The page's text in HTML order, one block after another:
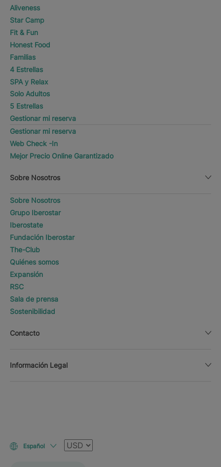
Aliveness
Star Camp
Fit & Fun
Honest Food
Familias
4 Estrellas
SPA y Relax
Solo Adultos
5 Estrellas
Gestionar mi reserva
Gestionar mi reserva
Web Check -In
Mejor Precio Online Garantizado
Sobre Nosotros
Sobre Nosotros
Grupo Iberostar
Iberostate
Fundación Iberostar
The-Club
Quiénes somos
Expansión
RSC
Sala de prensa
Sostenibilidad
Contacto
Información Legal
Español Moneda